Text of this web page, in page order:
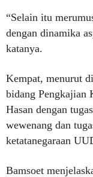
“Selain itu
dengan dinamika
katanya.
Kempat, menurut
bidang Pengkajian
Hasan dengan
wewenang dan
ketatanegaraan
Bamsoet